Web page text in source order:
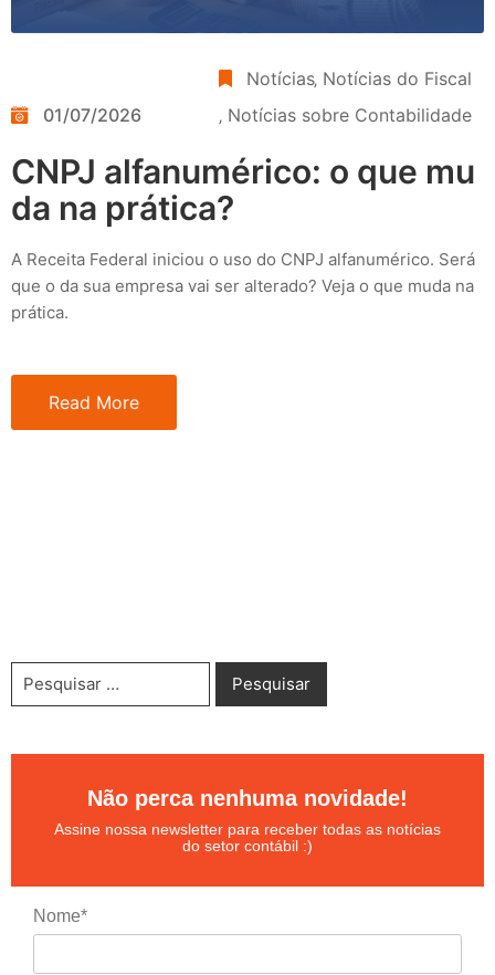
01/07/2026
Notícias‚ Notícias do Fiscal
‚ Notícias sobre Contabilidade
CNPJ alfanumérico: o que mu
da na prática?
A Receita Federal iniciou o uso do CNPJ alfanumérico. Será
que o da sua empresa vai ser alterado? Veja o que muda na
prática.
Read More
Não perca nenhuma novidade!
Assine nossa newsletter para receber todas as notícias
do setor contábil :)
Nome*